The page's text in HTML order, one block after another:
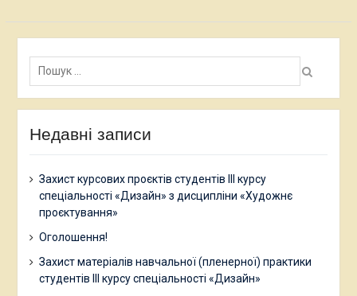
Пошук:
Недавні записи
Захист курсових проєктів студентів ІІІ курсу
спеціальності «Дизайн» з дисципліни «Художнє
проєктування»
Оголошення!
Захист матеріалів навчальної (пленерної) практики
студентів ІІІ курсу спеціальності «Дизайн»